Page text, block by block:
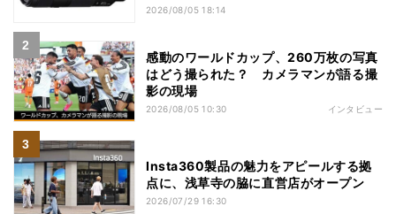
2026/08/05 18:14
感動のワールドカップ、260万枚の写真
はどう撮られた？ カメラマンが語る撮
影の現場
2026/08/05 10:30 インタビュー
Insta360製品の魅力をアピールする拠
点に、浅草寺の脇に直営店がオープン
2026/07/29 16:30